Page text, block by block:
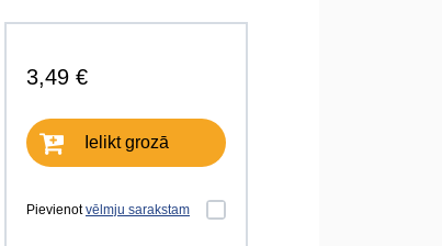
3,49 €
Ielikt grozā
Pievienotvēlmju sarakstam